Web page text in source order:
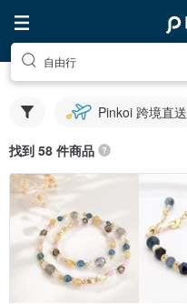
自由行
Pinkoi 跨境直送
找到 58 件商品